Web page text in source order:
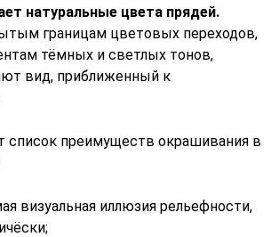
натуральные цвета прядей.
границам цветовых переходов,
тёмных и светлых тонов,
вид, приближенный к
список преимуществ окрашивания в
визуальная иллюзия рельефности,